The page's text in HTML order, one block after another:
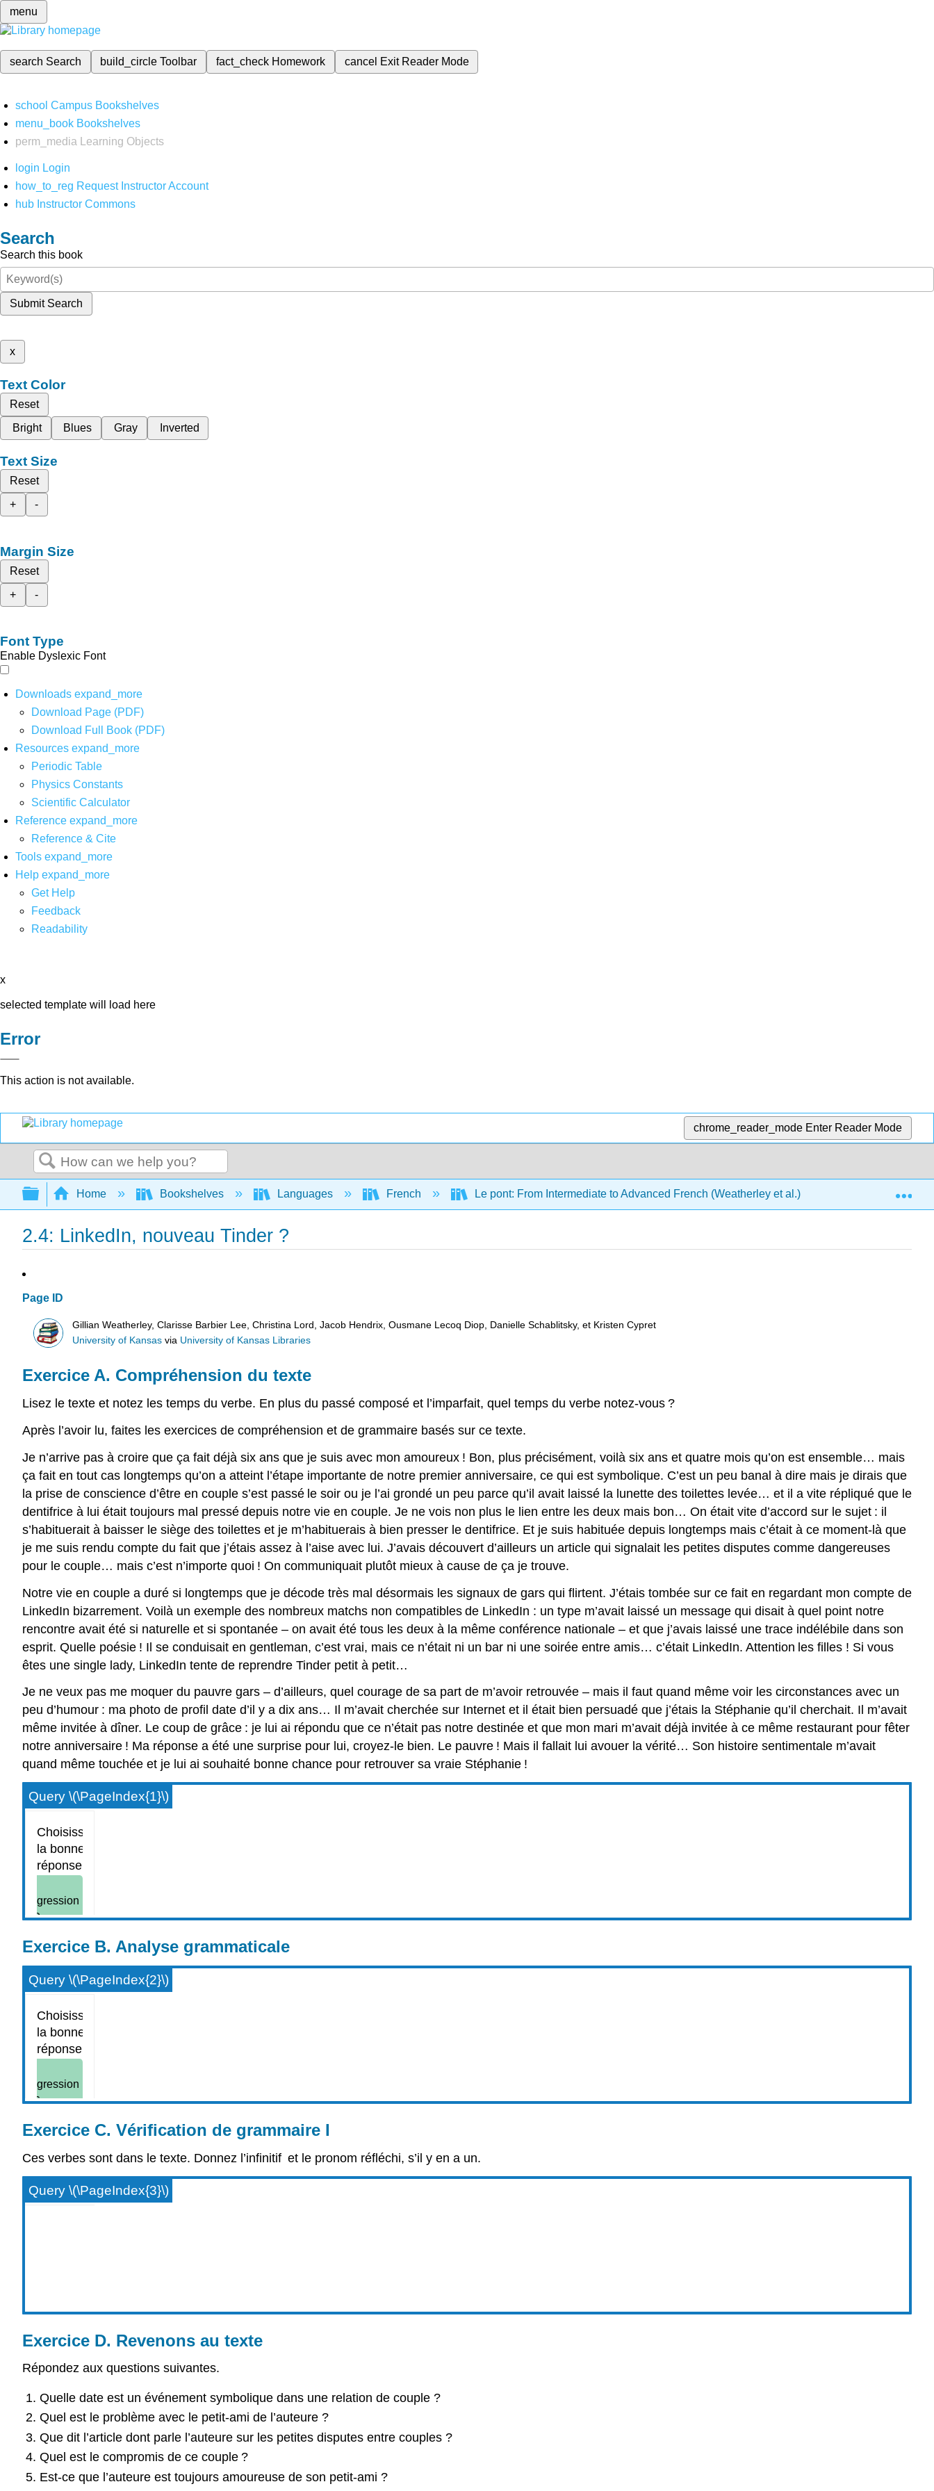
menu
search Search build_circleToolbar fact_check Homework cancel Exit Reader Mode
school Campus Bookshelves
menu_book Bookshelves
perm_media
Learning Objects
login Login
how_to_reg Request Instructor Account
hub Instructor Commons
Search
Search this book
Submit Search
x
Text Color
Reset
Bright
Blues Gray Inverted
Text Size
Reset
+
-
Margin Size
Reset
+
-
Font Type
Enable Dyslexic Font
Downloads expand_more
Download Page (PDF)
Download Full Book (PDF)
Resources expand_more
Periodic Table
Physics Constants
Scientific Calculator
Reference expand_more
Reference & Cite
Tools expand_more
Help expand_more
Get Help
Feedback
Readability
x
selected template will load here
Error
This action is not available.
chrome_reader_mode Enter Reader Mode
Search
Expand/collapse global hierarchy
Home Bookshelves Languages French Le pont: From Intermediate to Advanced French (Weatherley et al.) 2: La famille et
2.4: LinkedIn, nouveau Tinder ?
Page ID
Gillian Weatherley, Clarisse Barbier Lee, Christina Lord, Jacob Hendrix, Ousmane Lecoq Diop, Danielle Schablitsky, et Kristen Cypret
University of Kansas via University of Kansas Libraries
Exercice A. Compréhension du texte
Lisez le texte et notez les temps du verbe. En plus du passé composé et l’imparfait, quel temps du verbe notez-vous ?
Après l’avoir lu, faites les exercices de compréhension et de grammaire basés sur ce texte.
Je n’arrive pas à croire que ça fait déjà six ans que je suis avec mon amoureux ! Bon, plus précisément, voilà six ans et quatre mois qu’on est ensemble… mais
ça fait en tout cas longtemps qu’on a atteint l’étape importante de notre premier anniversaire, ce qui est symbolique. C’est un peu banal à dire mais je dirais que
la prise de conscience d’être en couple s’est passé le soir ou je l’ai grondé un peu parce qu’il avait laissé la lunette des toilettes levée… et il a vite répliqué que le
dentifrice à lui était toujours mal pressé depuis notre vie en couple. Je ne vois non plus le lien entre les deux mais bon… On était vite d’accord sur le sujet : il
s’habituerait à baisser le siège des toilettes et je m’habituerais à bien presser le dentifrice. Et je suis habituée depuis longtemps mais c’était à ce moment-là que
je me suis rendu compte du fait que j’étais assez à l’aise avec lui. J’avais découvert d’ailleurs un article qui signalait les petites disputes comme dangereuses
pour le couple… mais c’est n’importe quoi ! On communiquait plutôt mieux à cause de ça je trouve.
Notre vie en couple a duré si longtemps que je décode très mal désormais les signaux de gars qui flirtent. J’étais tombée sur ce fait en regardant mon compte de
LinkedIn bizarrement. Voilà un exemple des nombreux matchs non compatibles de LinkedIn : un type m’avait laissé un message qui disait à quel point notre
rencontre avait été si naturelle et si spontanée – on avait été tous les deux à la même conférence nationale – et que j’avais laissé une trace indélébile dans son
esprit. Quelle poésie ! Il se conduisait en gentleman, c’est vrai, mais ce n’était ni un bar ni une soirée entre amis… c’était LinkedIn. Attention les filles ! Si vous
êtes une single lady, LinkedIn tente de reprendre Tinder petit à petit…
Je ne veux pas me moquer du pauvre gars – d’ailleurs, quel courage de sa part de m’avoir retrouvée – mais il faut quand même voir les circonstances avec un
peu d’humour : ma photo de profil date d’il y a dix ans… Il m’avait cherchée sur Internet et il était bien persuadé que j’étais la Stéphanie qu’il cherchait. Il m’avait
même invitée à dîner. Le coup de grâce : je lui ai répondu que ce n’était pas notre destinée et que mon mari m’avait déjà invitée à ce même restaurant pour fêter
notre anniversaire ! Ma réponse a été une surprise pour lui, croyez-le bien. Le pauvre ! Mais il fallait lui avouer la vérité… Son histoire sentimentale m’avait
quand même touchée et je lui ai souhaité bonne chance pour retrouver sa vraie Stéphanie !
Query \(\PageIndex{1}\)
Exercice B. Analyse grammaticale
Query \(\PageIndex{2}\)
Exercice C. Vérification de grammaire I
Ces verbes sont dans le texte. Donnez l’infinitif et le pronom réfléchi, s’il y en a un.
Query \(\PageIndex{3}\)
Exercice D. Revenons au texte
Répondez aux questions suivantes.
Quelle date est un événement symbolique dans une relation de couple ?
Quel est le problème avec le petit-ami de l’auteure ?
Que dit l’article dont parle l’auteure sur les petites disputes entre couples ?
Quel est le compromis de ce couple ?
Est-ce que l’auteure est toujours amoureuse de son petit-ami ?